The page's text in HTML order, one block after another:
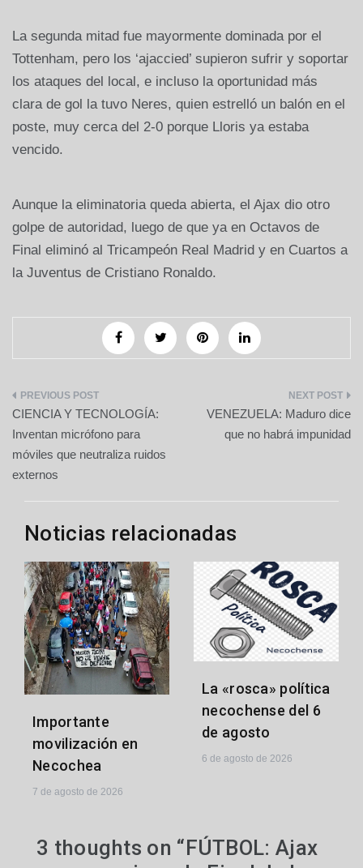
La segunda mitad fue mayormente dominada por el
Tottenham, pero los ‘ajaccied’ supieron sufrir y soportar
los ataques del local, e incluso la oportunidad más
clara de gol la tuvo Neres, quien estrelló un balón en el
poste, muy cerca del 2-0 porque Lloris ya estaba
vencido.
Aunque la eliminatoria queda abierta, el Ajax dio otro
golpe de autoridad, luego de que ya en Octavos de
Final eliminó al Tricampeón Real Madrid y en Cuartos a
la Juventus de Cristiano Ronaldo.
Navegación
de
entradas
CIENCIA Y TECNOLOGÍA:
Inventan micrófono para
móviles que neutraliza ruidos
externos
VENEZUELA: Maduro dice
que no habrá impunidad
Noticias relacionadas
Importante
movilización en
Necochea
7 de agosto de 2026
La «rosca» política
necochense del 6
de agosto
6 de agosto de 2026
3 thoughts on “FÚTBOL: Ajax